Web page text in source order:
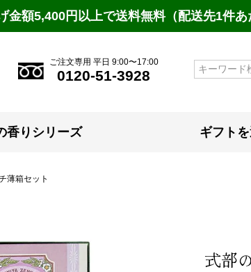
金額5,400円以上で送料無料（配送先1件あ
ご注文専用 平日 9:00〜17:00
0120-51-3928
香りシリーズ ギフト
薄箱セット
式部